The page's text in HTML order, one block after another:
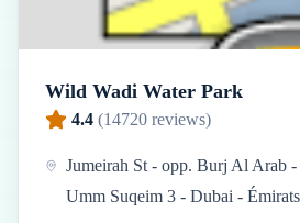
Wild Wadi Water Park
4.4 (14720 reviews)
Jumeirah St - opp. Burj Al Arab
Umm Suqeim 3 - Dubai -